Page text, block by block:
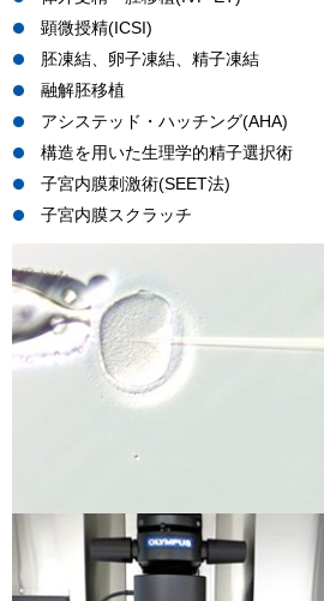
顕微授精(ICSI)
胚凍結、卵子凍結、精子凍結
融解胚移植
アシステッド・ハッチング(AHA)
構造を用いた生理学的精子選択術
子宮内膜刺激術(SEET法)
子宮内膜スクラッチ